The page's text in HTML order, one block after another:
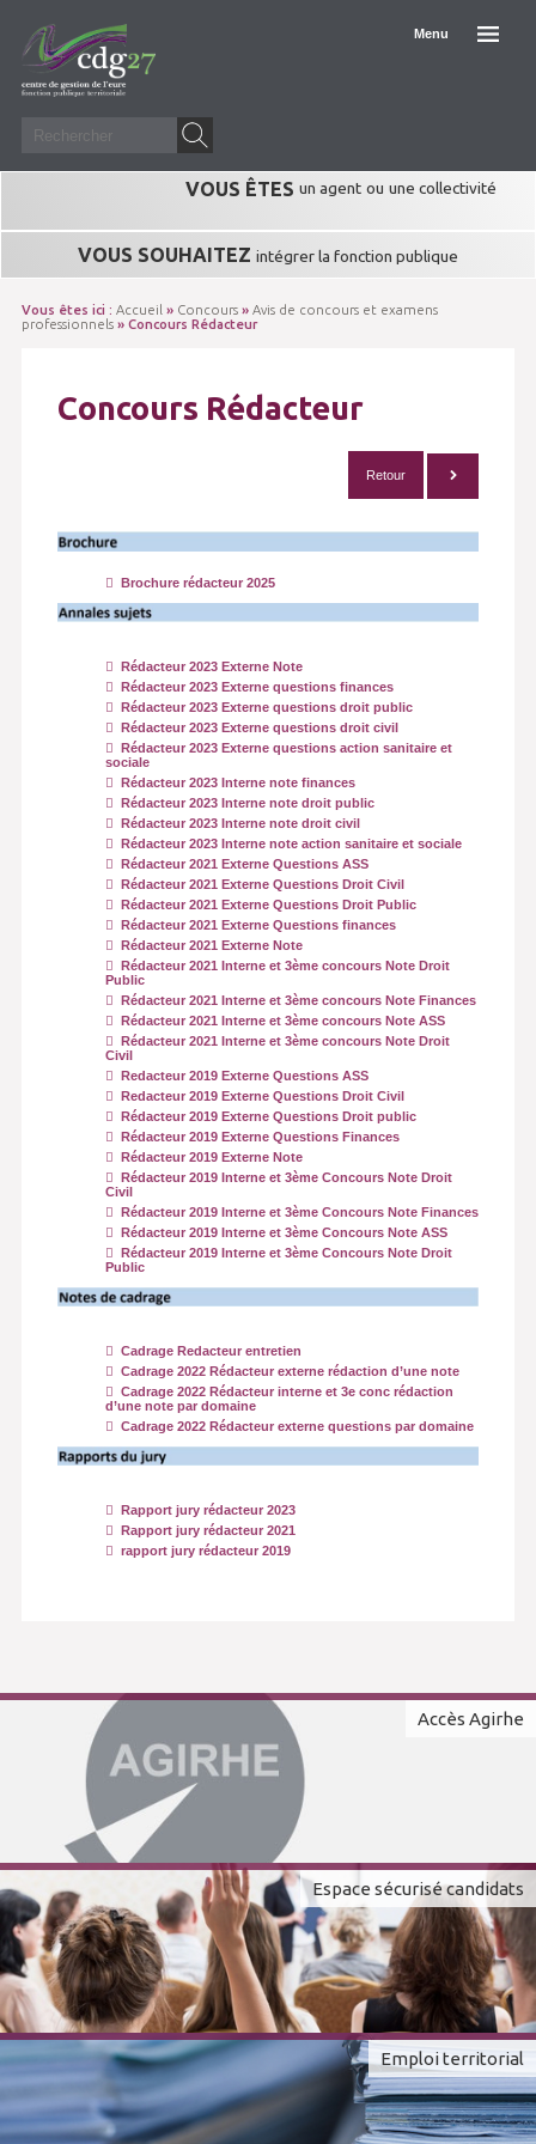
Menu
VOUS ÊTES un agent ou une collectivité
VOUS SOUHAITEZ intégrer la fonction publique
Vous êtes ici : Accueil » Concours» Avis de concours et examens
professionnels» Concours Rédacteur
Concours Rédacteur
Retour
Brochure rédacteur 2025
Rédacteur 2023 Externe Note
Rédacteur 2023 Externe questions finances
Rédacteur 2023 Externe questions droit public
Rédacteur 2023 Externe questions droit civil
Rédacteur 2023 Externe questions action sanitaire et
sociale
Rédacteur 2023 Interne note finances
Rédacteur 2023 Interne note droit public
Rédacteur 2023 Interne note droit civil
Rédacteur 2023 Interne note action sanitaire et sociale
Rédacteur 2021 Externe Questions ASS
Rédacteur 2021 Externe Questions Droit Civil
Rédacteur 2021 Externe Questions Droit Public
Rédacteur 2021 Externe Questions finances
Rédacteur 2021 Externe Note
Rédacteur 2021 Interne et 3ème concours Note Droit
Public
Rédacteur 2021 Interne et 3ème concours Note Finances
Rédacteur 2021 Interne et 3ème concours Note ASS
Rédacteur 2021 Interne et 3ème concours Note Droit
Civil
Redacteur 2019 Externe Questions ASS
Redacteur 2019 Externe Questions Droit Civil
Rédacteur 2019 Externe Questions Droit public
Rédacteur 2019 Externe Questions Finances
Rédacteur 2019 Externe Note
Rédacteur 2019 Interne et 3ème Concours Note Droit
Civil
Rédacteur 2019 Interne et 3ème Concours Note Finances
Rédacteur 2019 Interne et 3ème Concours Note ASS
Rédacteur 2019 Interne et 3ème Concours Note Droit
Public
Cadrage Redacteur entretien
Cadrage 2022 Rédacteur externe rédaction d’une note
Cadrage 2022 Rédacteur interne et 3e conc rédaction
d’une note par domaine
Cadrage 2022 Rédacteur externe questions par domaine
Rapport jury rédacteur 2023
Rapport jury rédacteur 2021
rapport jury rédacteur 2019
Accès Agirhe
Espace sécurisé candidats
Emploi territorial